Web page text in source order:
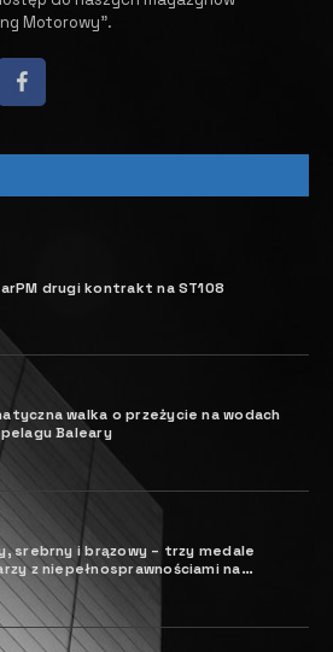
Motorowy”.
drugi kontrakt na ST108
walka o przeżycie na wodach
Baleary
srebrny i brązowy – trzy medale
z niepełnosprawnościami na
Świata w klasie Hansa 303!